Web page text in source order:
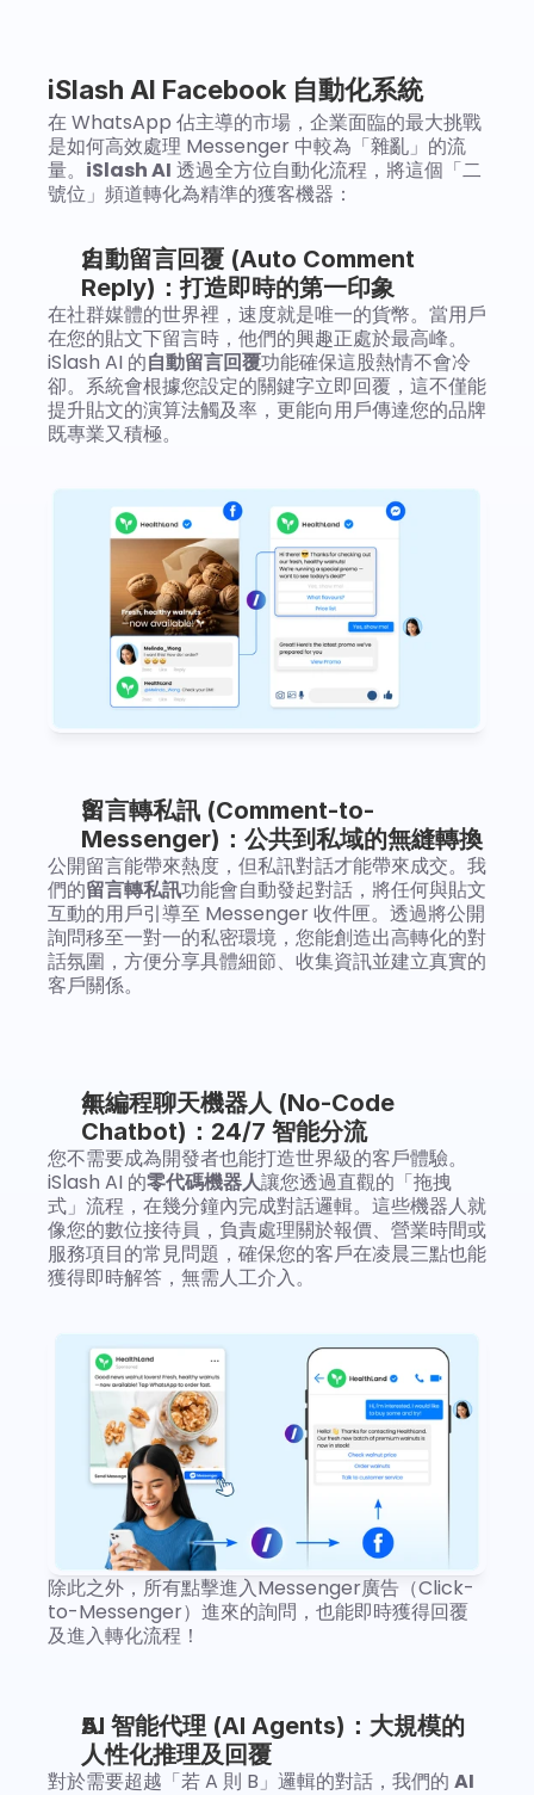
iSlash AI Facebook 自動化系統
在 WhatsApp 佔主導的市場，企業面臨的最大挑戰
是如何高效處理 Messenger 中較為「雜亂」的流
量。 iSlash AI 透過全方位自動化流程，將這個「二
號位」頻道轉化為精準的獲客機器：
自動留言回覆 (Auto Comment
Reply)：打造即時的第一印象
在社群媒體的世界裡，速度就是唯一的貨幣。當用戶
在您的貼文下留言時，他們的興趣正處於最高峰。
iSlash AI 的自動留言回覆功能確保這股熱情不會冷
卻。系統會根據您設定的關鍵字立即回覆，這不僅能
提升貼文的演算法觸及率，更能向用戶傳達您的品牌
既專業又積極。
留言轉私訊 (Comment-to-
Messenger)：公共到私域的無縫轉換
公開留言能帶來熱度，但私訊對話才能帶來成交。我
們的留言轉私訊功能會自動發起對話，將任何與貼文
互動的用戶引導至 Messenger 收件匣。透過將公開
詢問移至一對一的私密環境，您能創造出高轉化的對
話氛圍，方便分享具體細節、收集資訊並建立真實的
客戶關係。
無編程聊天機器人 (No-Code
Chatbot)：24/7 智能分流
您不需要成為開發者也能打造世界級的客戶體驗。
iSlash AI 的零代碼機器人讓您透過直觀的「拖拽
式」流程，在幾分鐘內完成對話邏輯。這些機器人就
像您的數位接待員，負責處理關於報價、營業時間或
服務項目的常見問題，確保您的客戶在凌晨三點也能
獲得即時解答，無需人工介入。
除此之外，所有點擊進入Messenger廣告（Click-
to-Messenger）進來的詢問，也能即時獲得回覆
及進入轉化流程！
AI 智能代理 (AI Agents)：大規模的
人性化推理及回覆
對於需要超越「若 A 則 B」邏輯的對話，我們的 AI